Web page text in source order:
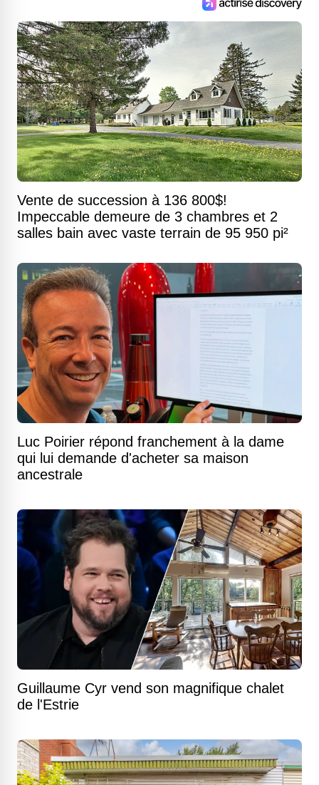
Vente de succession à 136 800$!
Impeccable demeure de 3 chambres et 2
salles bain avec vaste terrain de 95 950 pi²
Luc Poirier répond franchement à la dame
qui lui demande d'acheter sa maison
ancestrale
Guillaume Cyr vend son magnifique chalet
de l'Estrie